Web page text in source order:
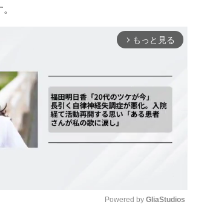
arrow_forward_ios もっと見る
Powered by GliaStudios